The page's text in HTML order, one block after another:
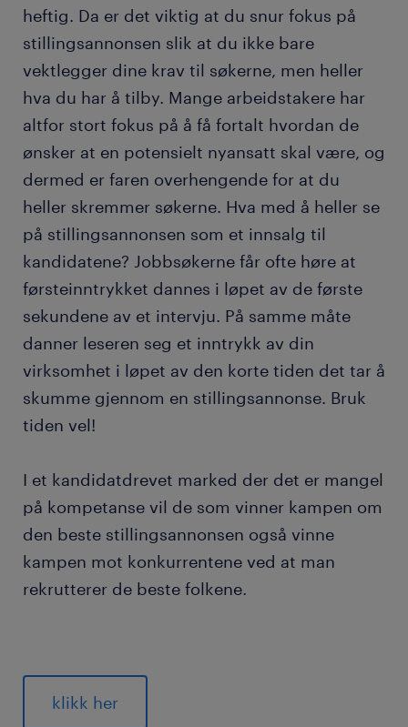
heftig. Da er det viktig at du snur fokus på
stillingsannonsen slik at du ikke bare
vektlegger dine krav til søkerne, men heller
hva du har å tilby. Mange arbeidstakere har
altfor stort fokus på å få fortalt hvordan de
ønsker at en potensielt nyansatt skal være, og
dermed er faren overhengende for at du
heller skremmer søkerne. Hva med å heller se
på stillingsannonsen som et innsalg til
kandidatene? Jobbsøkerne får ofte høre at
førsteinntrykket dannes i løpet av de første
sekundene av et intervju. På samme måte
danner leseren seg et inntrykk av din
virksomhet i løpet av den korte tiden det tar å
skumme gjennom en stillingsannonse. Bruk
tiden vel!
I et kandidatdrevet marked der det er mangel
på kompetanse vil de som vinner kampen om
den beste stillingsannonsen også vinne
kampen mot konkurrentene ved at man
rekrutterer de beste folkene.
klikk her